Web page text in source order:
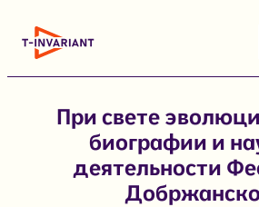
При свете
биографии и
деятельности